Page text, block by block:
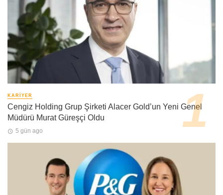
KARIYER
Cengiz Holding Grup Şirketi Alacer Gold’un Yeni Genel
Müdürü Murat Güreşçi Oldu
5 gün ago